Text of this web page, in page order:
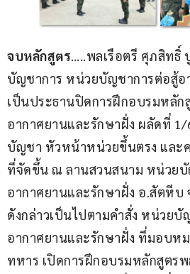
จบหลักสูตร…..พลเรือตรี ศุภสิทธิ์
บัญชาการ หน่วยบัญชาการต่อสู้อ
เป็นประธานปิดการฝึกอบรมหลั
อากาศยานและรักษาฝั่ง ผลัดที่
บัญชา หัวหน้าหน่วยขึ้นตรง และ
ที่จัดขึ้น ณ ลานสวนสนาม หน่วย
อากาศยานและรักษาฝั่ง อ.สัตหีบ
ดังกล่าวเป็นไปตามคำสั่ง หน่วยบั
อากาศยานและรักษาฝั่ง ที่มอบห
ทหาร เปิดการฝึกอบรมหลักสูตร